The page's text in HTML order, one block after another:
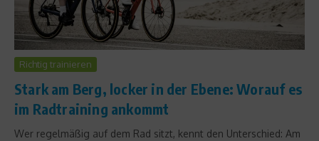
Richtig trainieren
Stark am Berg, locker in der Ebene: Worauf es
im Radtraining ankommt
Wer regelmäßig auf dem Rad sitzt, kennt den Unterschied: Am